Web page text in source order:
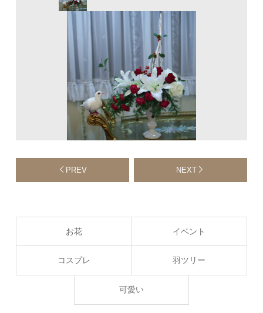
PREV NEXT
お花 イベント
コスプレ 羽ツリー
可愛い